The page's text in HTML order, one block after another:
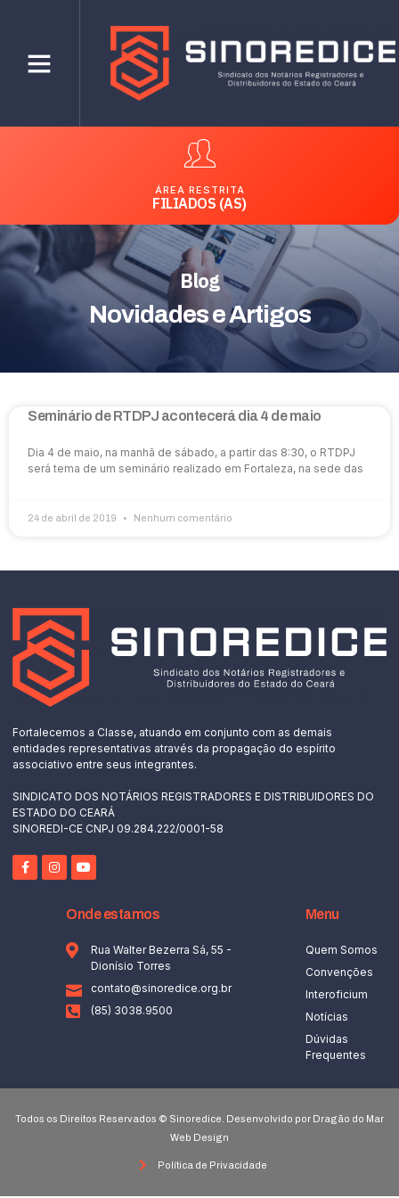
ÁREA RESTRITA
FILIADOS (AS)
Blog
Novidades e Artigos
Seminário de RTDPJ acontecerá dia 4 de maio
Dia 4 de maio, na manhã de sábado, a partir das 8:30, o RTDPJ
será tema de um seminário realizado em Fortaleza, na sede das
24 de abril de 2019 Nenhum comentário
Fortalecemos a Classe, atuando em conjunto com as demais
entidades representativas através da propagação do espírito
associativo entre seus integrantes.
SINDICATO DOS NOTÁRIOS REGISTRADORES E DISTRIBUIDORES DO
ESTADO DO CEARÁ
SINOREDI-CE CNPJ 09.284.222/0001-58
Onde estamos
Rua Walter Bezerra Sá, 55 -
Dionísio Torres
contato@sinoredice.org.br
(85) 3038.9500
Menu
Quem Somos
Convenções
Interoficium
Notícias
Dúvidas
Frequentes
Todos os Direitos Reservados © Sinoredice. Desenvolvido por Dragão do Mar
Web Design
Política de Privacidade